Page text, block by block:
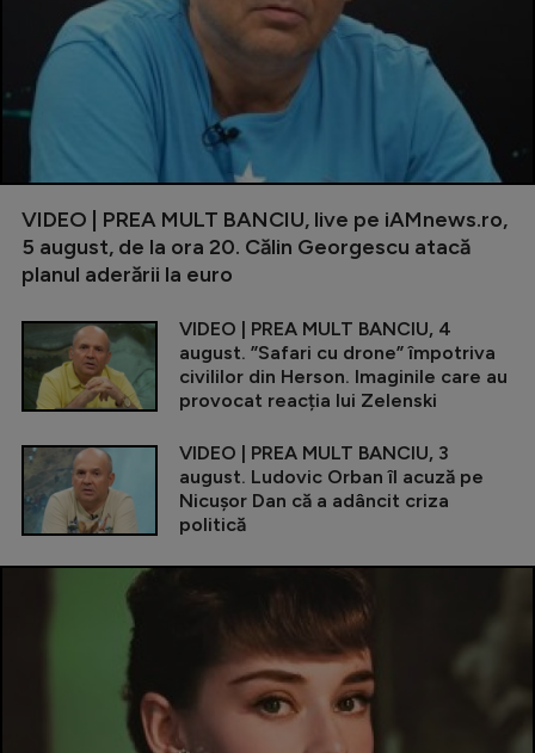
VIDEO | PREA MULT BANCIU, live pe iAMnews.ro,
5 august, de la ora 20. Călin Georgescu atacă
planul aderării la euro
VIDEO | PREA MULT BANCIU, 4
august. ”Safari cu drone” împotriva
civililor din Herson. Imaginile care au
provocat reacția lui Zelenski
VIDEO | PREA MULT BANCIU, 3
august. Ludovic Orban îl acuză pe
Nicușor Dan că a adâncit criza
politică